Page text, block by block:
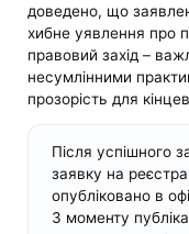
доведено, що
хибне уявлення про
правовий захід –
несумлінними
прозорість для
Після успішного
заявку на
опубліковано в
З моменту